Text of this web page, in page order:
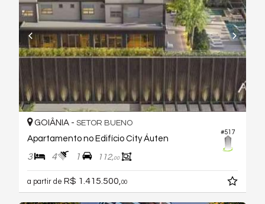
#517
GOIÂNIA - SETOR BUENO
Apartamento no Edifício City Áuten
3 4 1 112,00
a partir de R$ 1.415.500, 00